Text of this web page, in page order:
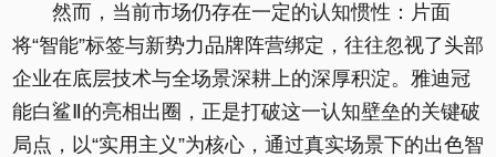
然而，当前市场仍存在一定的认知惯性：片面
将“智能”标签与新势力品牌阵营绑定，往往忽视了头部
企业在底层技术与全场景深耕上的深厚积淀。雅迪冠
能白鲨Ⅱ的亮相出圈，正是打破这一认知壁垒的关键破
局点，以“实用主义”为核心，通过真实场景下的出色智